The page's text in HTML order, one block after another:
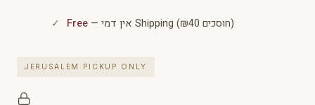
Free
— אין דמי Shipping (חוסכים ₪40)
JERUSALEM PICKUP ONLY